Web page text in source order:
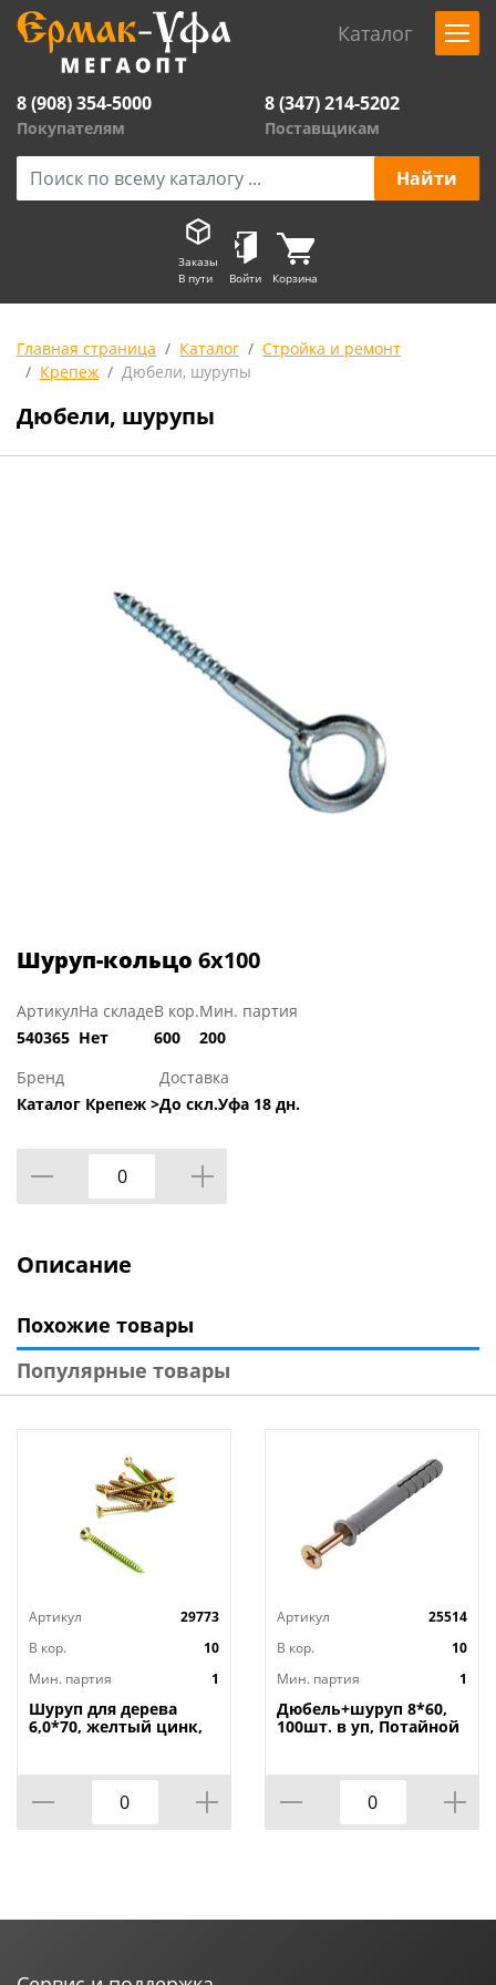
Каталог
8 (908) 354-5000
Покупателям
8 (347) 214-5202
Поставщикам
Заказы
В пути
Войти Корзина
Главная страница Каталог
Стройка и ремонт
Крепеж
Дюбели, шурупы
Дюбели, шурупы
Шуруп-кольцо 6х100
Артикул
540365
На складе
Нет
В кор.
600
Мин. партия
200
Бренд
Каталог Крепеж >
Доставка
До скл.Уфа 18 дн.
Описание
Похожие товары
Популярные товары
Артикул
29773
В кор.
10
Мин. партия
1
Шуруп для дерева
6,0*70, желтый цинк,
Артикул
25514
В кор.
10
Мин. партия
1
Дюбель+шуруп 8*60,
100шт. в уп, Потайной